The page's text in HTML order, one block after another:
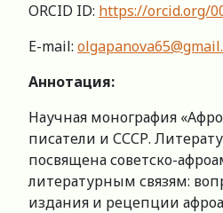
ORCID ID: https://orcid.org/
E-mail:
Аннотация:
Научная монография
писатели и СССР.
посвящена советско-
литературным связям:
издания и рецепции